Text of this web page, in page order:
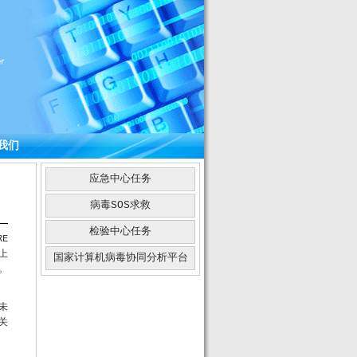
们
应急中心任务
病毒SOS求救
检验中心任务
国家计算机病毒协同分析平台